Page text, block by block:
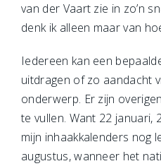
van der Vaart zie in zo’n
denk ik alleen maar van
Iedereen kan een
uitdragen of zo aandacht
onderwerp. Er zijn
te vullen. Want 22 januari,
mijn inhaakkalenders nog
augustus, wanneer het